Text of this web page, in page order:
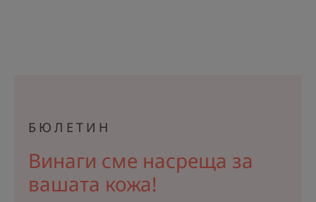
БЮЛЕТИН
Винаги сме насреща за
вашата кожа!